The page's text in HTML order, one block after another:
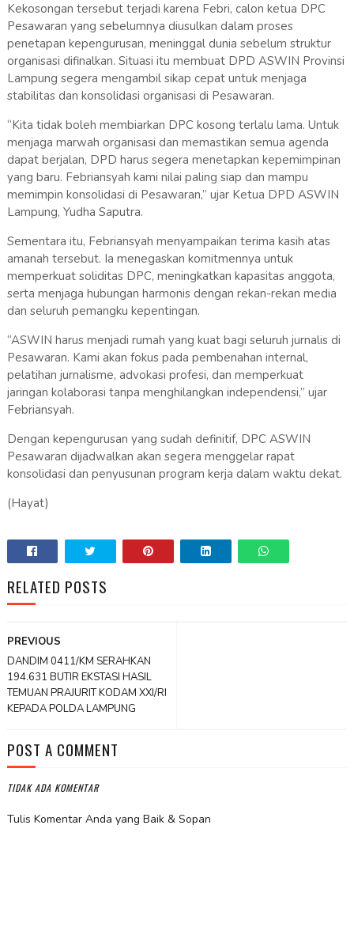
Kekosongan tersebut terjadi karena Febri, calon ketua DPC
Pesawaran yang sebelumnya diusulkan dalam proses
penetapan kepengurusan, meninggal dunia sebelum struktur
organisasi difinalkan. Situasi itu membuat DPD ASWIN Provinsi
Lampung segera mengambil sikap cepat untuk menjaga
stabilitas dan konsolidasi organisasi di Pesawaran.
“Kita tidak boleh membiarkan DPC kosong terlalu lama. Untuk
menjaga marwah organisasi dan memastikan semua agenda
dapat berjalan, DPD harus segera menetapkan kepemimpinan
yang baru. Febriansyah kami nilai paling siap dan mampu
memimpin konsolidasi di Pesawaran,” ujar Ketua DPD ASWIN
Lampung, Yudha Saputra.
Sementara itu, Febriansyah menyampaikan terima kasih atas
amanah tersebut. Ia menegaskan komitmennya untuk
memperkuat soliditas DPC, meningkatkan kapasitas anggota,
serta menjaga hubungan harmonis dengan rekan-rekan media
dan seluruh pemangku kepentingan.
“ASWIN harus menjadi rumah yang kuat bagi seluruh jurnalis di
Pesawaran. Kami akan fokus pada pembenahan internal,
pelatihan jurnalisme, advokasi profesi, dan memperkuat
jaringan kolaborasi tanpa menghilangkan independensi,” ujar
Febriansyah.
Dengan kepengurusan yang sudah definitif, DPC ASWIN
Pesawaran dijadwalkan akan segera menggelar rapat
konsolidasi dan penyusunan program kerja dalam waktu dekat.
(Hayat)
RELATED POSTS
PREVIOUS
DANDIM 0411/KM SERAHKAN
194.631 BUTIR EKSTASI HASIL
TEMUAN PRAJURIT KODAM XXI/RI
KEPADA POLDA LAMPUNG
POST A COMMENT
TIDAK ADA KOMENTAR
Tulis Komentar Anda yang Baik & Sopan